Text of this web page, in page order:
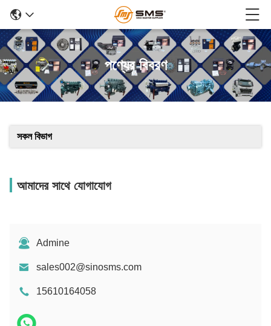
পণ্যের বিবরণ
সকল বিভাগ
আমাদের সাথে যোগাযোগ
Admine
sales002@sinosms.com
15610164058